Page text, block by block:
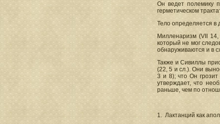
Он ведет полемику
герметическом
Тело определяется в
Милленаризм (VII 14,
который не мог
обнаруживаются и в
Также и Сивиллы
(22, 5 и сл.). Они
3 и 8); что Он
утверждает, что
раньше, чем по
1. Лактанций как